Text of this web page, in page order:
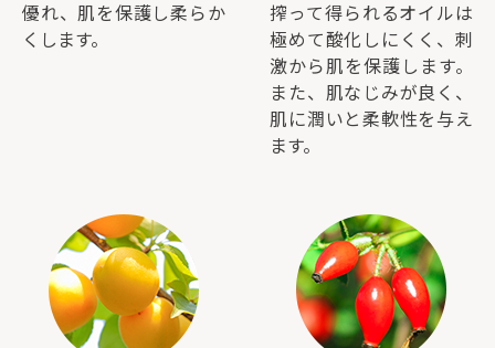
優れ、肌を保護し柔らか
くします。
搾って得られるオイルは
極めて酸化しにくく、刺
激から肌を保護します。
また、肌なじみが良く、
肌に潤いと柔軟性を与え
ます。